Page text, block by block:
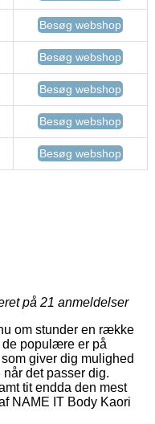
Besøg webshop
Besøg webshop
Besøg webshop
Besøg webshop
Besøg webshop
på 21 anmeldelser
om stunder en række
de populære er på
giver dig mulighed
det passer dig.
tit endda den mest
NAME IT Body Kaori